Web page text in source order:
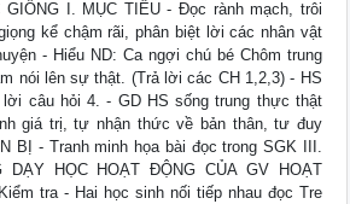
GIỐNG I. MỤC TIÊU - Đọc rành mạch, trôi
kể chậm rãi, phân biệt lời các nhân vật
- Hiểu ND: Ca ngợi chú bé Chôm trung
nói lên sự thật. (Trả lời các CH 1,2,3) - HS
câu hỏi 4. - GD HS sống trung thực thật
giá trị, tự nhận thức về bản thân, tư đuy
BỊ - Tranh minh họa bài đọc trong SGK III.
DẠY HỌC HOẠT ĐỘNG CỦA GV HOẠT
tra - Hai học sinh nối tiếp nhau đọc Tre